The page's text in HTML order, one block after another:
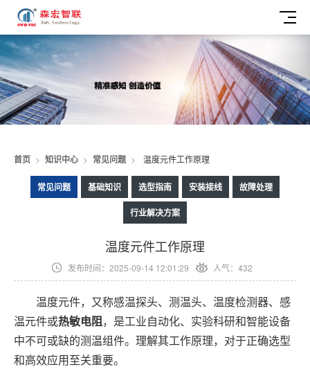
首页 > 知识中心 > 常见问题 > 温度元件工作原理
常见问题 基础知识 选型指南 安装接线 故障处理
行业解决方案
温度元件工作原理
发布时间：2025-09-14 12:01:29 人气：432
温度元件，又称感温探头、测温头、温度检测器、感
温元件或热敏电阻，是工业自动化、实验科研和智能设备
中不可或缺的测温组件。理解其工作原理，对于正确选型
和高效应用至关重要。